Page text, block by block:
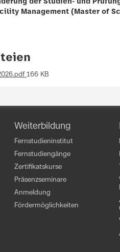
der Studien- und
Management (Master of
166 KB
Weiterbildung
Fernstudieninstitut
Fernstudiengänge
Zertifikatskurse
Präsenzseminare
Anmeldung
Fördermöglichkeiten